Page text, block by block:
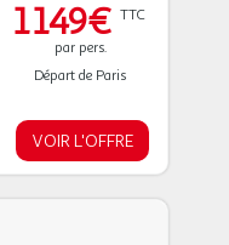
1 149€ TTC
par pers.
Départ de Paris
VOIR L'OFFRE